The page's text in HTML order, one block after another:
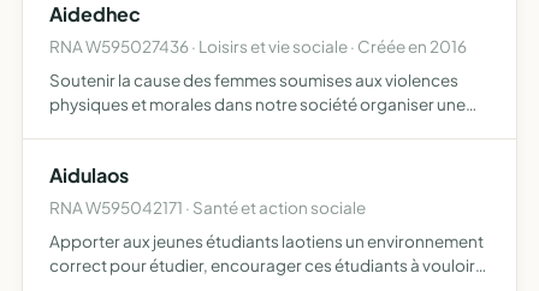
Aidedhec
RNA W595027436 · Loisirs et vie sociale · Créée en 2016
Soutenir la cause des femmes soumises aux violences
physiques et morales dans notre société organiser une
Aidulaos
RNA W595042171 · Santé et action sociale
Apporter aux jeunes étudiants laotiens un environnement
correct pour étudier, encourager ces étudiants à vouloir